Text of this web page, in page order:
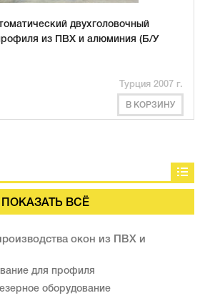
двухголовочный
из ПВХ и алюминия (Б/У
Турция 2007 г.
В КОРЗИНУ
ПОКАЗАТЬ ВСЁ
окон из ПВХ и
для профиля
оборудование